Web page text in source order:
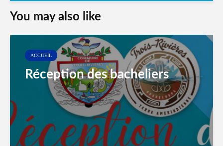
You may also like
ACCUEIL
Réception des bacheliers